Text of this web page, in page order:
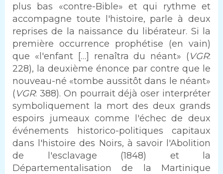
plus bas «contre-Bible» et qui rythme et
accompagne toute l'histoire, parle à deux
reprises de la naissance du libérateur. Si la
première occurrence prophétise (en vain)
que «l'enfant […] renaîtra du néant» (VGR:
228), la deuxième énonce par contre que le
nouveau-né «tombe aussitôt dans le néant»
(VGR: 388). On pourrait déjà oser interpréter
symboliquement la mort des deux grands
espoirs jumeaux comme l'échec de deux
événements historico-politiques capitaux
dans l'histoire des Noirs, à savoir l'Abolition
de l'esclavage (1848) et la
Départementalisation de la Martinique